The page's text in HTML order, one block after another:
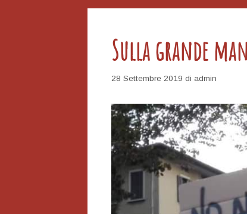
Sulla grande
28 Settembre 2019 di admin